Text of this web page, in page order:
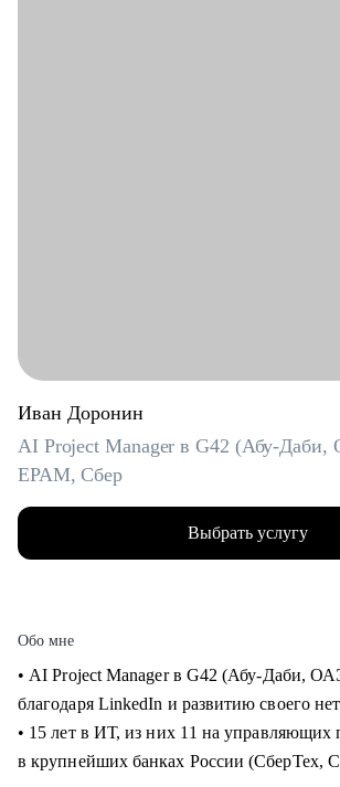
Иван Доронин
AI Project Manager в G42 (Абу-
EPAM, Сбер
Выбрать услугу
Обо мне
• AI Project Manager в G42 (Абу-Даби,
благодаря LinkedIn и развитию своего
• 15 лет в ИТ, из них 11 на управляющих
в крупнейших банках России (СберТех,